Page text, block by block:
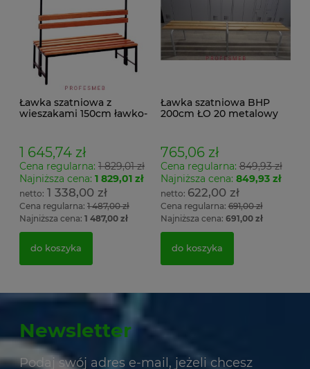
Ławka szatniowa z
wieszakami 150cm ławko-
1 645,74 zł
Cena regularna: 1 829,01 zł
Najniższa cena: 1 829,01 zł
1 338,00 zł
Cena regularna: 1 487,00 zł
Najniższa cena: 1 487,00 zł
do koszyka
Ławka szatniowa BHP
200cm ŁO 20 metalowy
765,06 zł
Cena regularna:849,93 zł
Najniższa cena: 849,93 zł
622,00 zł
Cena regularna:691,00 zł
Najniższa cena: 691,00 zł
do koszyka
Newsletter
Podaj swój adres e-mail, jeżeli chcesz